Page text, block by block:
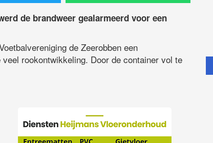
de brandweer gealarmeerd voor een
de Zeerobben een
rookontwikkeling. Door de container vol te